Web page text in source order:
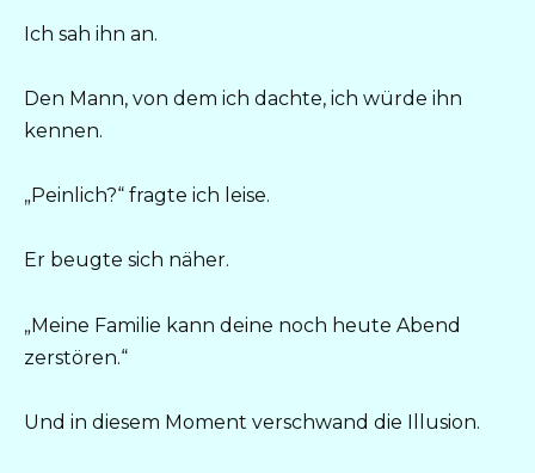
Ich sah ihn an.
Den Mann, von dem ich dachte, ich würde ihn
kennen.
„Peinlich?“ fragte ich leise.
Er beugte sich näher.
„Meine Familie kann deine noch heute Abend
zerstören.“
Und in diesem Moment verschwand die Illusion.